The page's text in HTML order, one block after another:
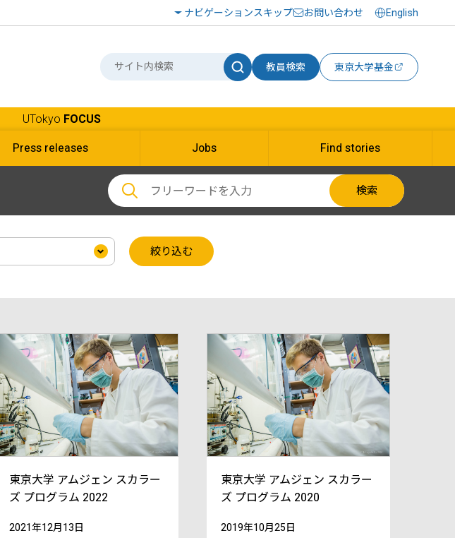
ナビゲーションスキップ お問い合わせ English
教員検索 東京大学基金
UTokyo FOCUS
Press releases Jobs Find stories
検索
絞り込む
東京大学 アムジェン スカラー
ズ プログラム 2022
2021年12月13日
東京大学 アムジェン スカラー
ズ プログラム 2020
2019年10月25日